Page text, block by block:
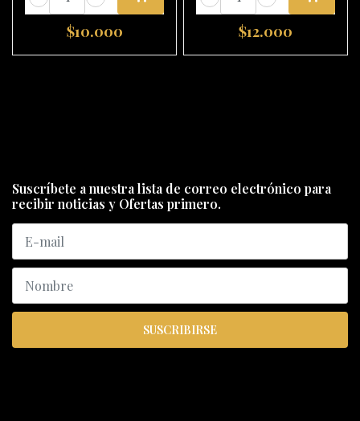
$10.000 $12.000
Suscríbete a nuestra lista de correo electrónico para
recibir noticias y Ofertas primero.
SUSCRIBIRSE